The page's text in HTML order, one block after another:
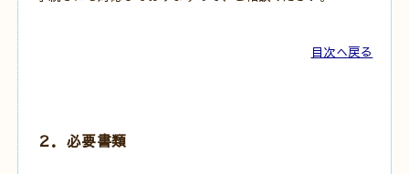
目次へ戻る
２．必要書類